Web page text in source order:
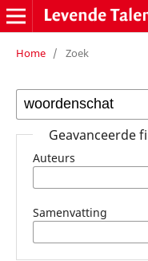
Home / Zoek
Geavanceerde
Auteurs
Samenvatting